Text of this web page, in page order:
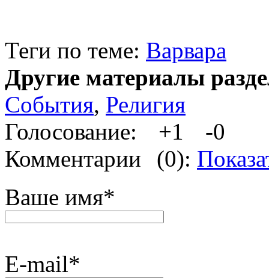
Теги по теме: Варвара
Другие материалы
События, Религия
Голосование:
+1
-0
Комментарии
(0):
Ваше имя*
E-mail*